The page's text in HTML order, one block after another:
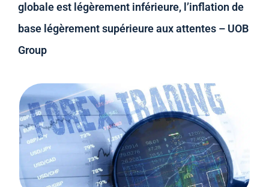
globale est légèrement inférieure, l’inflation de
base légèrement supérieure aux attentes – UOB
Group